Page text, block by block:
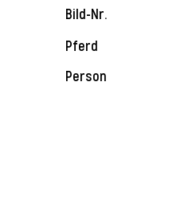
Bild-Nr.
Pferd
Person